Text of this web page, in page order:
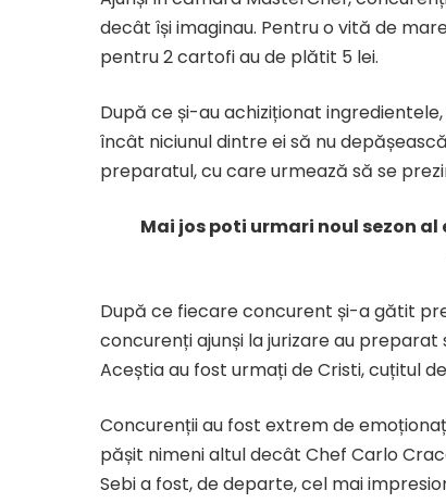
decât își imaginau. Pentru o vită de
pentru 2 cartofi au de plătit 5 lei.
După ce și-au achiziționat
încât niciunul dintre ei să nu
preparatul, cu care urmează să se
Mai jos poti urmari noul sezon
​După ce fiecare concurent și-a gătit
concurenți ajunși la jurizare au
Aceștia au fost urmați de Cristi, cuțitul
​Concurenții au fost extrem de
pășit nimeni altul decât Chef Carlo
Sebi a fost, de departe, cel mai